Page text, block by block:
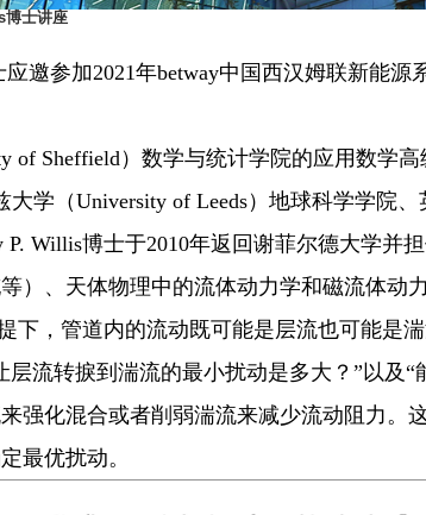
士讲座
应邀参加2021年betway中国西汉姆联新能源
of Sheffield）数学与统计学院的应用数学
大学（University of Leeds）地球科学学院
P. Willis博士于2010年返回谢菲尔德大学并
）、天体物理中的流体动力学和磁流体动
下，管道内的流动既可能是层流也可能是
流转捩到湍流的最小扰动是多大？”以及
强化混合或者削弱湍流来减少流动阻力
最优扰动。